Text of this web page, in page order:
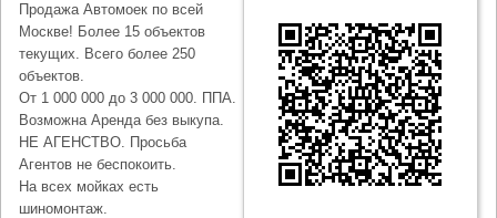
Продажа Автомоек по всей
Москве! Более 15 объектов
текущих. Всего более 250
объектов.
От 1 000 000 до 3 000 000. ППА.
Возможна Аренда без выкупа.
НЕ АГЕНСТВО. Просьба
Агентов не беспокоить.
На всех мойках есть
шиномонтаж.